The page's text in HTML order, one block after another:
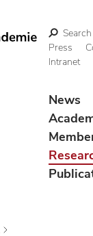
Search
Press
Intranet
News